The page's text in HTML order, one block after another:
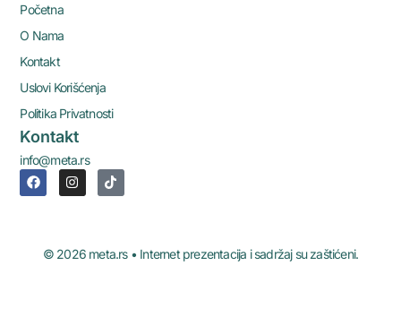
Početna
O Nama
Kontakt
Uslovi Korišćenja
Politika Privatnosti
Kontakt
info@meta.rs
© 2026 meta.rs • Internet prezentacija i sadržaj su zaštićeni.